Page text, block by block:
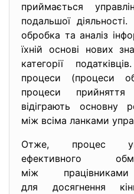
приймається
подальшої
обробка та аналіз
їхній основі нових
категорії
процеси (процеси
процеси прийняття
відіграють основну
між всіма ланками
Отже, процес
ефективного
між
для досягнення